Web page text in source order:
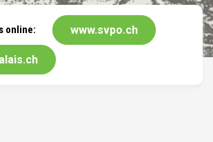
online: www.svpo.ch